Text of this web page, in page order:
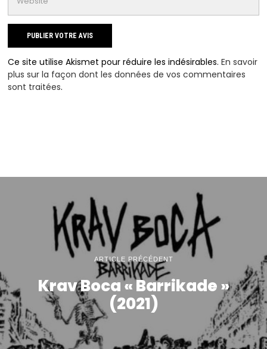
Ce site utilise Akismet pour réduire les indésirables.En savoir
plus sur la façon dont les données de vos commentaires
sont traitées.
ARTICLE PRÉCÉDENT
Krav Boca « Barrikade »
(2021)